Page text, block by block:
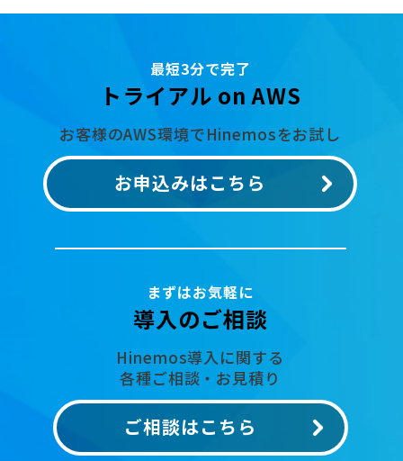
最短3分で完了
トライアル on AWS
お客様のAWS環境でHinemosをお試し
お申込みはこちら
まずはお気軽に
導入のご相談
Hinemos導入に関する
各種ご相談・お見積り
ご相談はこちら